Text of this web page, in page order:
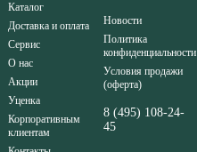
Каталог
Доставка и оплата
Сервис
О нас
Акции
Уценка
Корпоративным
клиентам
Новости
Политика
конфиденциальности
Условия продажи
(оферта)
8 (495) 108-24-
45